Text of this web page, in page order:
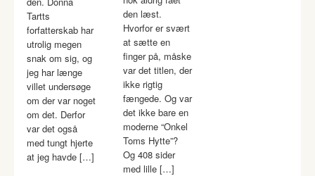
Tartts
forfatterskab har
utrolig megen
snak om sig, og
jeg har længe
villet undersøge
om der var noget
om det. Derfor
var det også
med tungt hjerte
at jeg havde […]
den læst.
Hvorfor er svært
at sætte en
finger på, måske
var det titlen, der
ikke rigtig
fængede. Og var
det ikke bare en
moderne “Onkel
Toms Hytte”?
Og 408 sider
med lille […]